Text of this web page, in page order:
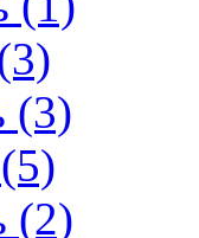
(3)
(5)
(2)